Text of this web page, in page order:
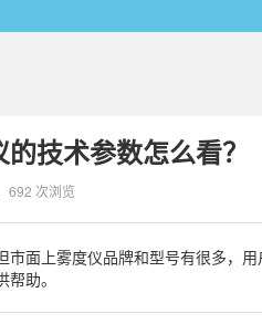
技术参数怎么看？
692 次浏览
面上雾度仪品牌和型号有很多，用
助。